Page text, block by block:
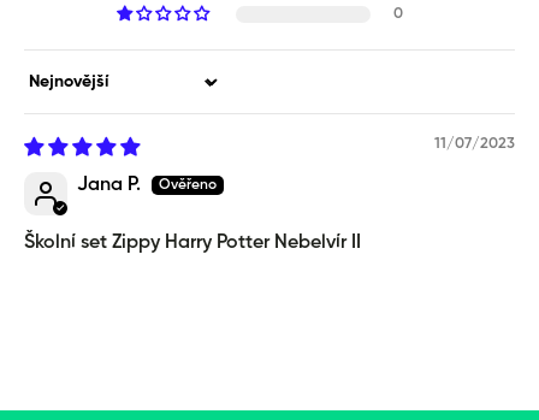
0
Sort by
11/07/2023
Jana P.
Školní set Zippy Harry Potter Nebelvír II